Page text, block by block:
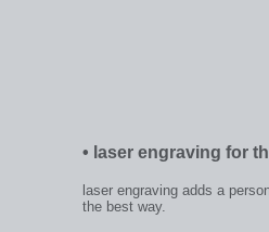
• laser engraving for
laser engraving adds a
the best way.